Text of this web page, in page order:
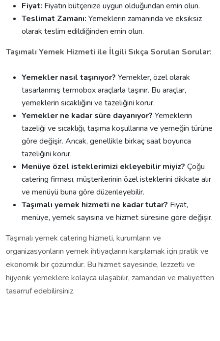
Fiyat: Fiyatın bütçenize uygun olduğundan emin olun.
Teslimat Zamanı: Yemeklerin zamanında ve eksiksiz
olarak teslim edildiğinden emin olun.
Taşımalı Yemek Hizmeti ile İlgili Sıkça Sorulan Sorular:
Yemekler nasıl taşınıyor? Yemekler, özel olarak
tasarlanmış termobox araçlarla taşınır. Bu araçlar,
yemeklerin sıcaklığını ve tazeliğini korur.
Yemekler ne kadar süre dayanıyor? Yemeklerin
tazeliği ve sıcaklığı, taşıma koşullarına ve yemeğin türüne
göre değişir. Ancak, genellikle birkaç saat boyunca
tazeliğini korur.
Menüye özel isteklerimizi ekleyebilir miyiz? Çoğu
catering firması, müşterilerinin özel isteklerini dikkate alır
ve menüyü buna göre düzenleyebilir.
Taşımalı yemek hizmeti ne kadar tutar? Fiyat,
menüye, yemek sayısına ve hizmet süresine göre değişir.
Taşımalı yemek catering hizmeti, kurumların ve
organizasyonların yemek ihtiyaçlarını karşılamak için pratik ve
ekonomik bir çözümdür. Bu hizmet sayesinde, lezzetli ve
hijyenik yemeklere kolayca ulaşabilir, zamandan ve maliyetten
tasarruf edebilirsiniz.